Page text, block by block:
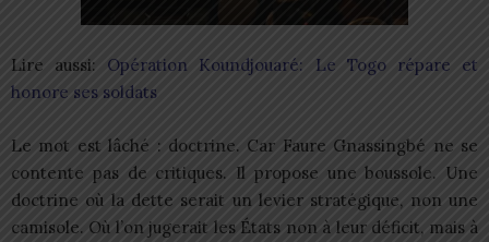
Lire aussi: Opération Koundjouaré: Le Togo répare et
honore ses soldats
Le mot est lâché : doctrine. Car Faure Gnassingbé ne se
contente pas de critiques. Il propose une boussole. Une
doctrine où la dette serait un levier stratégique, non une
camisole. Où l’on jugerait les États non à leur déficit, mais à